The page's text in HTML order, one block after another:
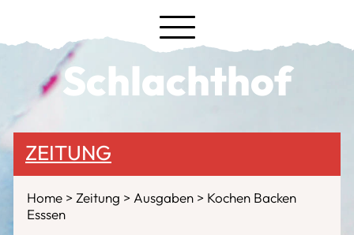
Schlachthof
ZEITUNG
Home Zeitung Ausgaben
Kochen Backen
Esssen